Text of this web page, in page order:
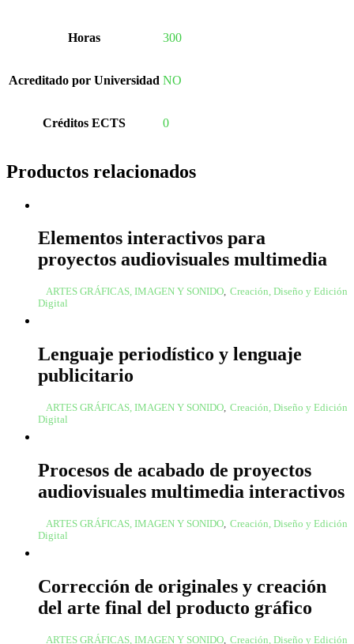
Horas 300
Acreditado por Universidad NO
Créditos ECTS 0
Productos relacionados
Elementos interactivos para
proyectos audiovisuales multimedia
ARTES GRÁFICAS, IMAGEN Y SONIDO, Creación, Diseño y Edición
Digital
Lenguaje periodístico y lenguaje
publicitario
ARTES GRÁFICAS, IMAGEN Y SONIDO, Creación, Diseño y Edición
Digital
Procesos de acabado de proyectos
audiovisuales multimedia interactivos
ARTES GRÁFICAS, IMAGEN Y SONIDO, Creación, Diseño y Edición
Digital
Corrección de originales y creación
del arte final del producto gráfico
ARTES GRÁFICAS, IMAGEN Y SONIDO Creación, Diseño y Edición